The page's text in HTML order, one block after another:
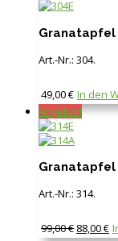
Granatapfel
Art.-Nr.: 304.
49,00€ In den
Angebot!
Granatapfel
Art.-Nr.: 314.
99,00€ 88,00€